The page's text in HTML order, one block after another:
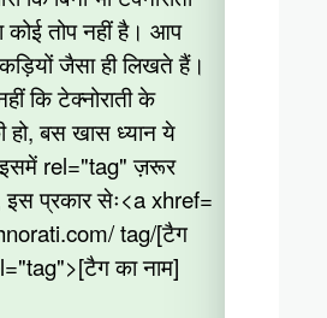
कोई तोप नहीं है। आप
जैसा ही लिखते हैं।
कि टेक्नोराती के
बस खास ध्यान ये
rel="tag" ज़रूर
इस प्रकार सेः<a xhref=
tag/[टैग
का नाम]